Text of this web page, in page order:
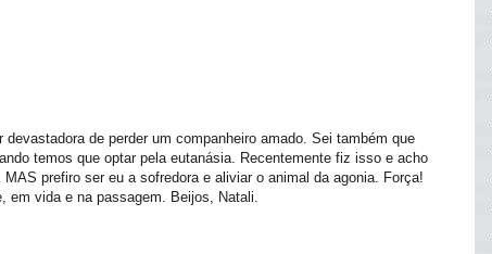
devastadora de perder um companheiro amado. Sei também que
temos que optar pela eutanásia. Recentemente fiz isso e acho
prefiro ser eu a sofredora e aliviar o animal da agonia. Força!
em vida e na passagem. Beijos, Natali.